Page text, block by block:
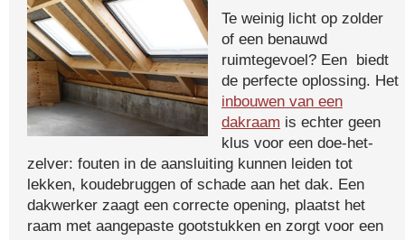
Te weinig licht op zolder
of een benauwd
ruimtegevoel? Een biedt
de perfecte oplossing. Het
inbouwen van een
dakraam is echter geen
klus voor een doe-het-
zelver: fouten in de aansluiting kunnen leiden tot
lekken, koudebruggen of schade aan het dak. Een
dakwerker zaagt een correcte opening, plaatst het
raam met aangepaste gootstukken en zorgt voor een